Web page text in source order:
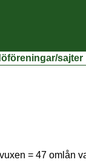
sajter
= 47 omlån